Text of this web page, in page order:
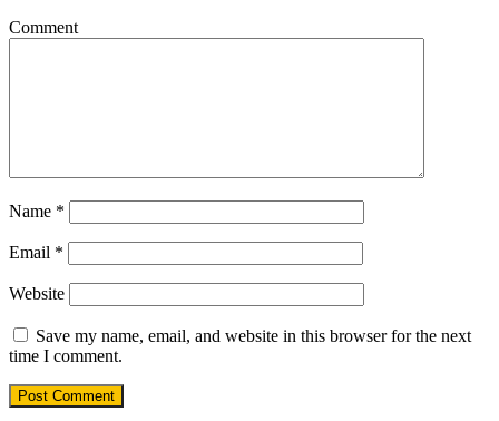
Comment
Name *
Email *
Website
Save my name, email, and website in this browser for the next
time I comment.